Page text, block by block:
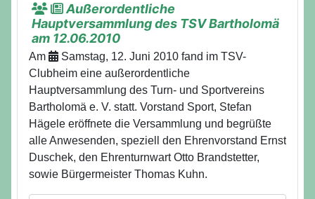
Außerordentliche
Hauptversammlung des TSV Bartholomä
am 12.06.2010
Am
Samstag, 12. Juni 2010 fand im TSV-
Clubheim eine außerordentliche
Hauptversammlung des Turn- und Sportvereins
Bartholomä e. V. statt. Vorstand Sport, Stefan
Hägele eröffnete die Versammlung und begrüßte
alle Anwesenden, speziell den Ehrenvorstand Ernst
Duschek, den Ehrenturnwart Otto Brandstetter,
sowie Bürgermeister Thomas Kuhn.